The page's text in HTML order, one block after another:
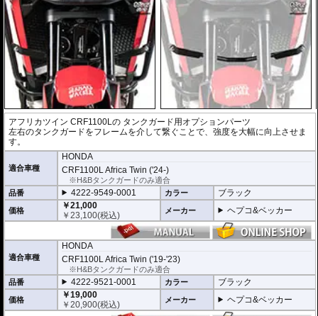
アフリカツイン CRF1100Lの タンクガード用オプションパーツ
左右のタンクガードをフレームを介して繋ぐことで、強度を大幅に向上させま
す。
適合車種
HONDA
CRF1100L Africa Twin ('24-)
※H&Bタンクガードのみ適合
品番
4222-9549-0001 カラー ブラック
価格
￥21,000
￥23,100(税込) メーカー ヘプコ&ベッカー
適合車種
HONDA
CRF1100L Africa Twin ('19-'23)
※H&Bタンクガードのみ適合
品番
4222-9521-0001 カラー ブラック
価格
￥19,000
￥20,900(税込) メーカー ヘプコ&ベッカー